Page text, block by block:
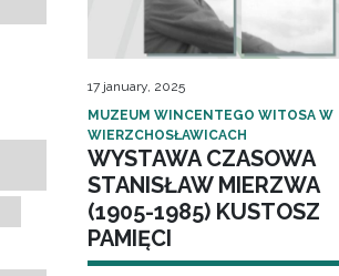
17 january, 2025
MUZEUM WINCENTEGO WITOSA W
WIERZCHOSŁAWICACH
WYSTAWA CZASOWA
STANISŁAW MIERZWA
(1905-1985) KUSTOSZ
PAMIĘCI